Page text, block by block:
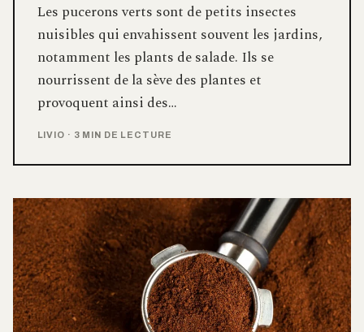
Les pucerons verts sont de petits insectes
nuisibles qui envahissent souvent les jardins,
notamment les plants de salade. Ils se
nourrissent de la sève des plantes et
provoquent ainsi des…
LIVIO · 3 MIN DE LECTURE